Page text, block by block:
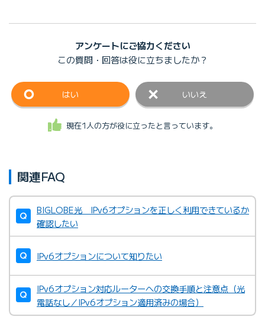
アンケートにご協力ください
この質問・回答は役に立ちましたか？
はい いいえ
現在1人の方が役に立ったと言っています。
関連FAQ
BIGLOBE光 IPv6オプションを正しく利用できているか
確認したい
IPv6オプションについて知りたい
IPv6オプション対応ルーターへの交換手順と注意点（光
電話なし／IPv6オプション適用済みの場合）